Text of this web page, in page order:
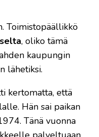
Toimistopäällikkö
, oliko tämä
kaupungin
lähetiksi.
kertomatta, että
Hän sai paikan
Tänä vuonna